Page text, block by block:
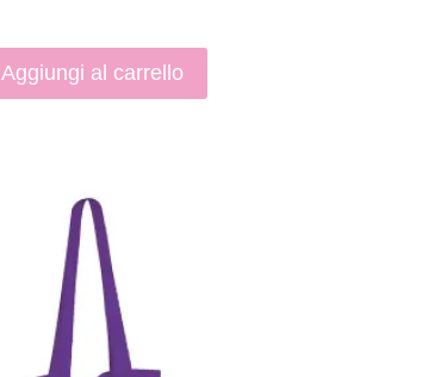
Aggiungi al carrello